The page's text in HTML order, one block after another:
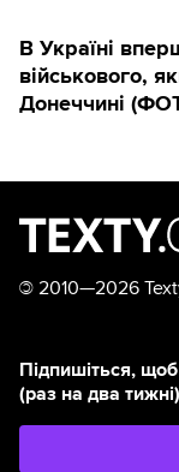
В Україні
військового,
Донеччині
© 2010—2026
Підпишіться,
(раз на два тижні)